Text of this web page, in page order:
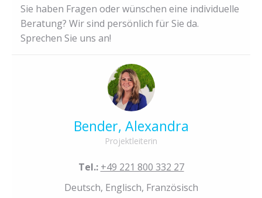
Sie haben Fragen oder wünschen eine individuelle
Beratung? Wir sind persönlich für Sie da.
Sprechen Sie uns an!
Bender, Alexandra
Projektleiterin
Tel.: +49 221 800 332 27
Deutsch, Englisch, Französisch